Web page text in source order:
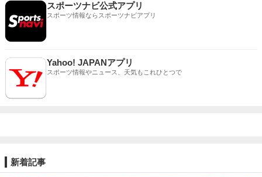
スポーツナビ公式アプリ
スポーツ情報ならスポーツナビアプリ
Yahoo! JAPANアプリ
スポーツ情報やニュース、天気もこれひとつで
新着記事